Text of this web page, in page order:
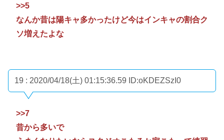
>>5
なんか昔は陽キャ多かったけど今はインキャの割合ク
ソ増えたよな
19 : 2020/04/18(土) 01:15:36.59 ID:oKDEZSzI0
>>7
昔から多いで